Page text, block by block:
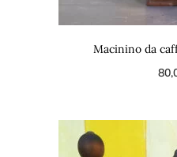
Macinino da